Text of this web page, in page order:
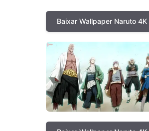
Baixar Wallpaper Naruto 4K